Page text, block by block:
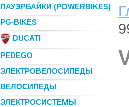
ПАУЭРБАЙКИ (POWERBIKES)
PG-BIKES
DUCATI
PEDEGO
ЭЛЕКТРОВЕЛОСИПЕДЫ
ВЕЛОСИПЕДЫ
ЭЛЕКТРОСИСТЕМЫ